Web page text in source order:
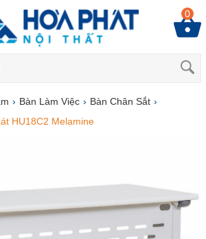
0
› Bàn Làm Việc › Bàn Chân Sắt ›
HU18C2 Melamine